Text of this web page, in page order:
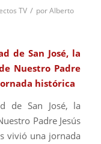
TV / porAlberto
de San José, la
Nuestro Padre
histórica
de San José, la
Padre Jesús
vivió una jornada